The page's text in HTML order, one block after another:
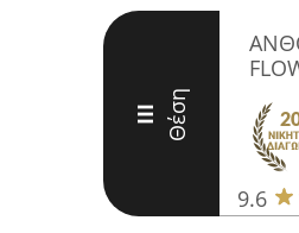
III Θέση
9.6